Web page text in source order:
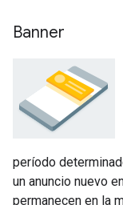
Banner
período
un anuncio nuevo
permanecen en la